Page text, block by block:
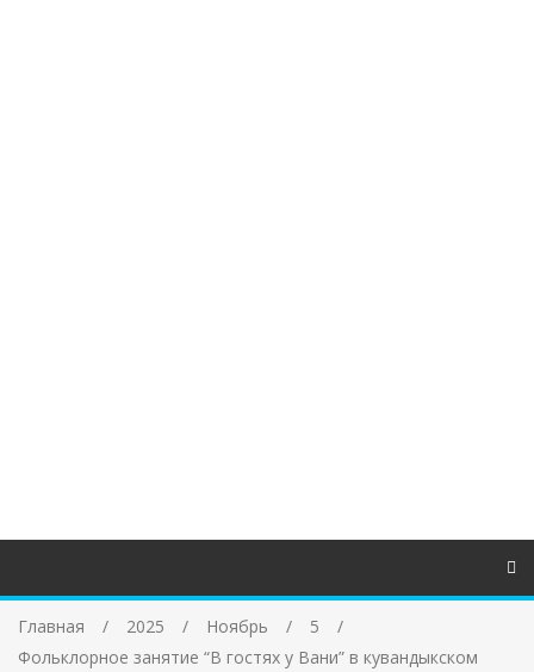
Главная 2025 Ноябрь
5
Фольклорное занятие “В гостях у Вани” в кувандыкском